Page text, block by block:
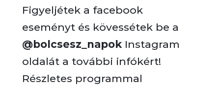
Figyeljétek a facebook
eseményt és kövessétek be a
@bolcsesz_napokInstagram
oldalát a további infókért!
Részletes programmal